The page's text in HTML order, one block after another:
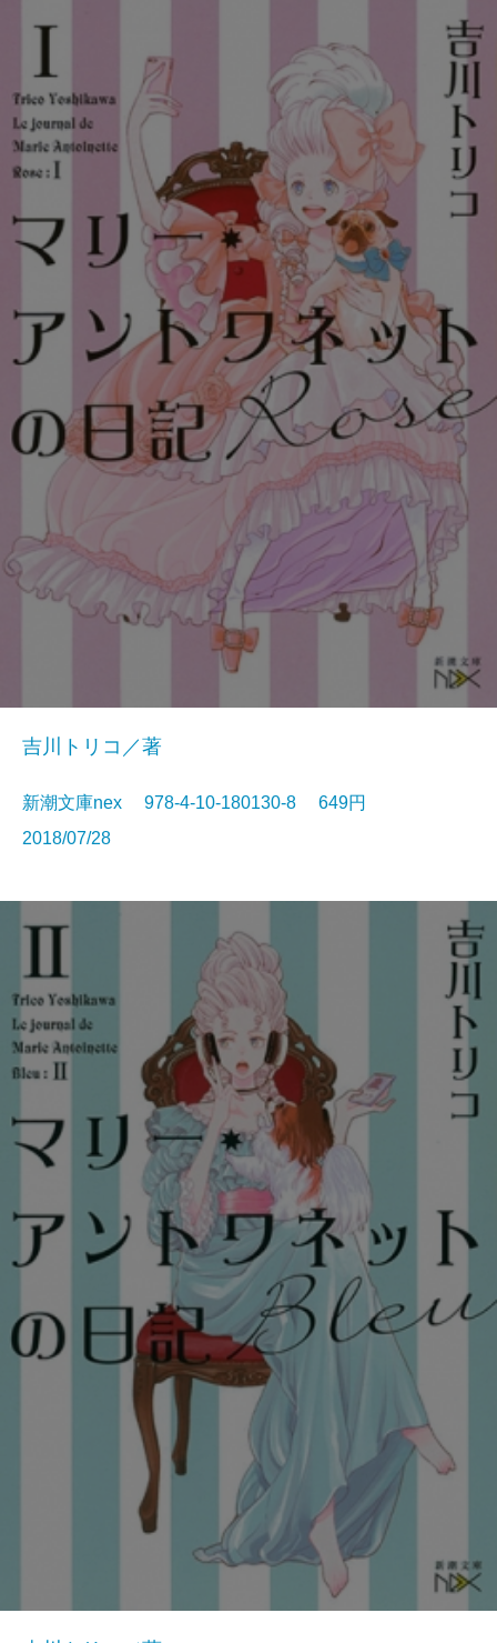
吉川トリコ／著
新潮文庫nex 978-4-10-180130-8 649円
2018/07/28